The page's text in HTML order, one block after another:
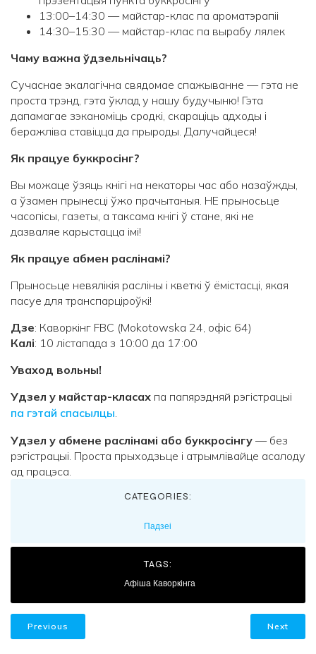
13:00–14:30 — майстар-клас па ароматэрапіі
14:30–15:30 — майстар-клас па вырабу лялек
Чаму важна ўдзельнічаць?
Сучаснае экалагічна свядомае спажыванне — гэта не
проста трэнд, гэта ўклад у нашу будучыню! Гэта
дапамагае зэканоміць сродкі, скараціць адходы і
беражліва ставіцца да прыроды. Далучайцеся!
Як працуе буккросінг?
Вы можаце ўзяць кнігі на некаторы час або назаўжды,
а ўзамен прынесці ўжо прачытаныя. НЕ прыносьце
часопісы, газеты, а таксама кнігі ў стане, які не
дазваляе карыстацца імі!
Як працуе абмен раслінамі?
Прыносьце невялікія расліны і кветкі ў ёмістасці, якая
пасуе для транспарціроўкі!
Дзе: Каворкінг FBC (Mokotowska 24, офіс 64)
Калі: 10 лістапада з 10:00 да 17:00
Уваход вольны!
Удзел у майстар-класах па папярэдняй рэгістрацыі
па гэтай спасылцы
Удзел у абмене раслінамі або буккросінгу — без
рэгістрацыі. Проста прыходзьце і атрымлівайце асалоду
ад працэса.
CATEGORIES:
Падзеі
TAGS:
Афіша Каворкінга
Previous Next